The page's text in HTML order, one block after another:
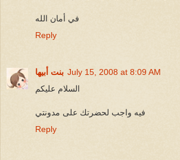
في أمان الله
Reply
بنت أبيها July 15, 2008 at 8:09 AM
السلام عليكم
فيه واجب لحضرتك على مدونتي
Reply